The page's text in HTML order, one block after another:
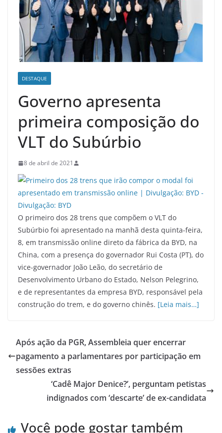
DESTAQUE
Governo apresenta
primeira composição do
VLT do Subúrbio
8 de abril de 2021
O primeiro dos 28 trens que compõem o VLT do
Subúrbio foi apresentado na manhã desta quinta-feira,
8, em transmissão online direto da fábrica da BYD, na
China, com a presença do governador Rui Costa (PT), do
vice-governador João Leão, do secretário de
Desenvolvimento Urbano do Estado, Nelson Pelegrino,
e de representantes da empresa BYD, responsável pela
construção do trem, e do governo chinês. [Leia mais…]
Após ação da PGR, Assembleia quer encerrar
pagamento a parlamentares por participação em
sessões extras
‘Cadê Major Denice?’, perguntam petistas
indignados com ‘descarte’ de ex-candidata
Você pode gostar também